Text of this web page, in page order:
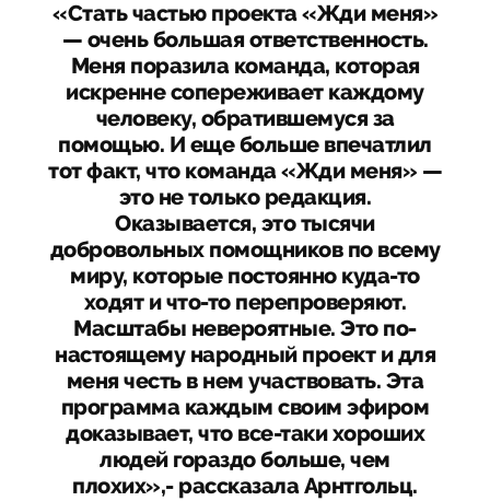
«Стать частью проекта «Жди меня»
— очень большая ответственность.
Меня поразила команда, которая
искренне сопереживает каждому
человеку, обратившемуся за
помощью. И еще больше впечатлил
тот факт, что команда «Жди меня» —
это не только редакция.
Оказывается, это тысячи
добровольных помощников по всему
миру, которые постоянно куда-то
ходят и что-то перепроверяют.
Масштабы невероятные. Это по-
настоящему народный проект и для
меня честь в нем участвовать. Эта
программа каждым своим эфиром
доказывает, что все-таки хороших
людей гораздо больше, чем
плохих»,- рассказала Арнтгольц.